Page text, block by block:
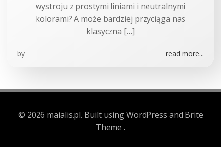
wystroju z prostymi liniami i neutralnymi
kolorami? A może bardziej przyciąga nas
klasyczna […]
by read more...
© 2026 maialis.pl. Built using WordPress and Brite
Theme .